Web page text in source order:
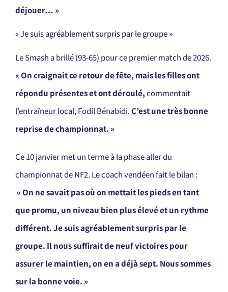
déjouer… »
« Je suis agréablement surpris par le groupe »
Le Smash a brillé (93-65) pour ce premier match de 2026.
« On craignait ce retour de fête, mais les filles ont
répondu présentes et ont déroulé,commentait
l’entraîneur local, Fodil Bénabidi.C’est une très bonne
reprise de championnat. »
Ce 10 janvier met un terme à la phase aller du
championnat de NF2. Le coach vendéen fait le bilan :
« On ne savait pas où on mettait les pieds en tant
que promu, un niveau bien plus élevé et un rythme
différent. Je suis agréablement surpris par le
groupe. Il nous suffirait de neuf victoires pour
assurer le maintien, on en a déjà sept. Nous sommes
sur la bonne voie. »